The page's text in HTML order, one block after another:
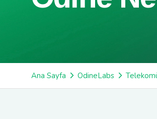
Ana Sayfa OdineLabs